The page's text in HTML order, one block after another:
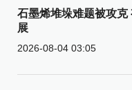
石墨烯堆垛难题被攻
展
2026-08-04 03:05